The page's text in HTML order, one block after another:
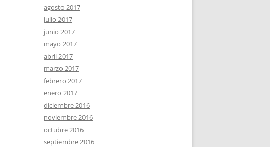
agosto 2017
julio 2017
junio 2017
mayo 2017
abril 2017
marzo 2017
febrero 2017
enero 2017
diciembre 2016
noviembre 2016
octubre 2016
septiembre 2016